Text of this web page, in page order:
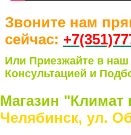
Звоните нам
сейчас: +7(351)77
Или Приезжайте в наш
Консультацией и
Магазин "Климат
Челябинск, ул.